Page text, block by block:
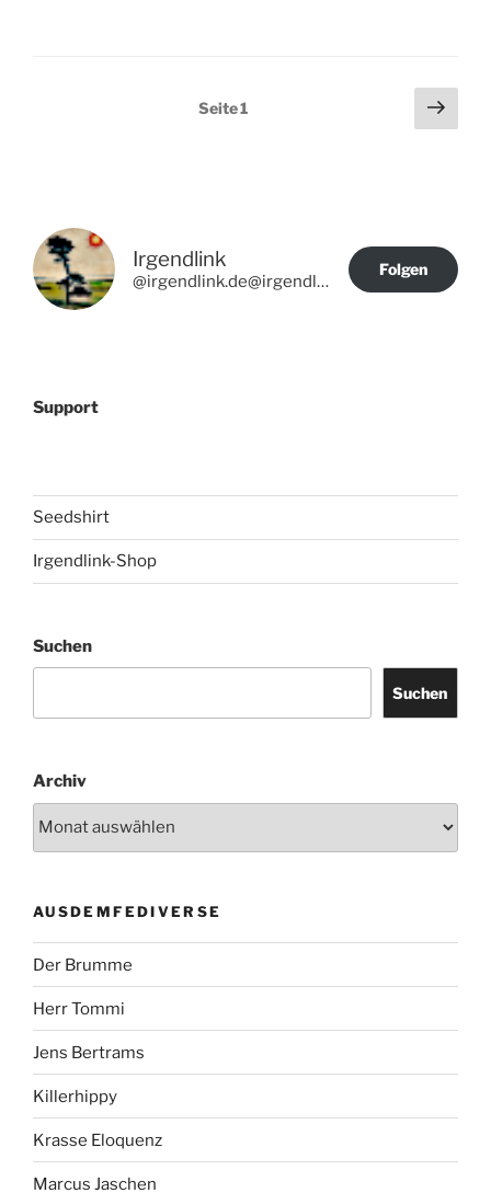
Seitennummerierung
Seite1
Irgendlink
@irgendlink.de@irgendlink.de
Folgen
Support
Seedshirt
Irgendlink-Shop
Suchen
Suchen
Archiv
AUSDEMFEDIVERSE
Der Brumme
Herr Tommi
Jens Bertrams
Killerhippy
Krasse Eloquenz
Marcus Jaschen